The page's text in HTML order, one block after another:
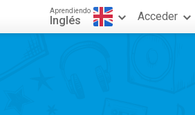
Aprendiendo
Inglés Acceder